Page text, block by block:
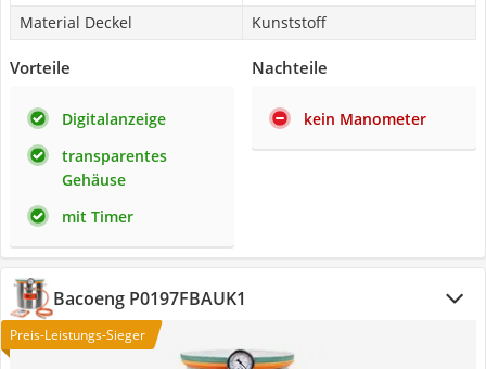
Material Deckel
Kunststoff
Vorteile
Digitalanzeige
transparentes
Gehäuse
mit Timer
Nachteile
kein Manometer
Bacoeng P0197FBAUK1
Preis-Leistungs-Sieger